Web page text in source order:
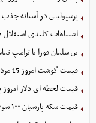
پرسپولیس در آستانه جذب ۳ بازیکن جدید
اشتباهات کلیدی استقلال
بن سلمان فورا با ترامپ
قیمت گوشت امروز 15 مرداد ۱۴۰۵
قیمت لحظه ای دلار امروز پنجشنبه
قیمت سکه پارسیان ۱۰۰ سوت امروز پنجشنبه 15 مرداد 1405